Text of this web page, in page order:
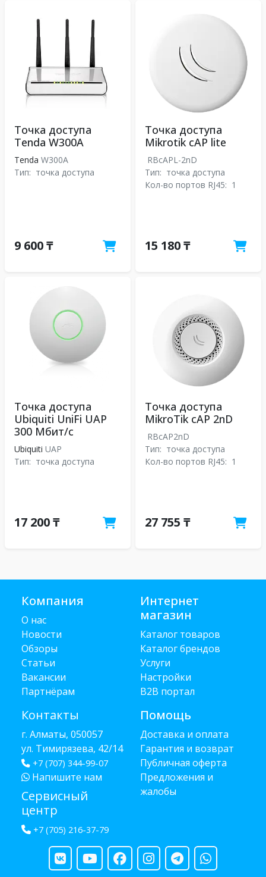
Точка доступа
Tenda W300A
Tenda W300A
Тип: точка доступа
9 600 ₸
Точка доступа
Mikrotik cAP lite
RBcAPL-2nD
Тип: точка доступа
Кол-во портов RJ45: 1
15 180 ₸
Точка доступа
Ubiquiti UniFi UAP
300 Мбит/с
Ubiquiti UAP
Тип: точка доступа
17 200 ₸
Точка доступа
MikroTik cAP 2nD
RBcAP2nD
Тип: точка доступа
Кол-во портов RJ45: 1
27 755 ₸
Компания
О нас
Новости
Обзоры
Статьи
Вакансии
Партнёрам
Контакты
г. Алматы, 050057
ул. Тимирязева, 42/14
+7 (707) 344-99-07
Напишите нам
Сервисный
центр
+7 (705) 216-37-79
Интернет
магазин
Каталог товаров
Каталог брендов
Услуги
Настройки
B2B портал
Помощь
Доставка и оплата
Гарантия и возврат
Публичная оферта
Предложения и
жалобы